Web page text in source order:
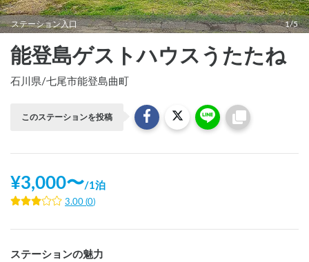
ステーション入口 1/5
能登島ゲストハウスうたたね
石川県/七尾市能登島曲町
このステーションを投稿
¥3,000〜/1泊
3.00 (0)
ステーションの魅力